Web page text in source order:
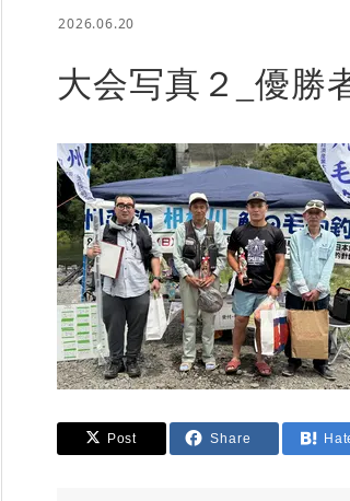
2026.06.20
大会写真２_優勝
Post Share